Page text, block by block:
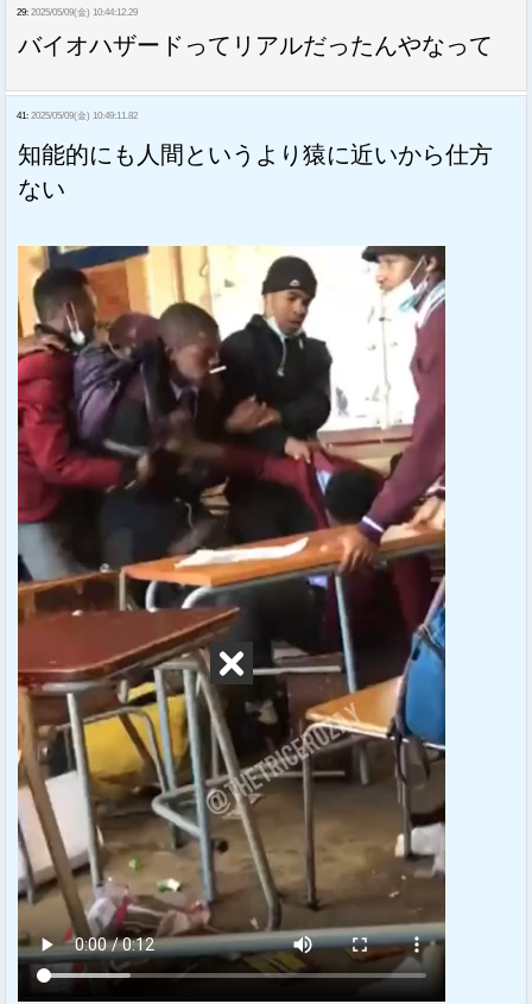
29: 2025/05/09(金) 10:44:12.29
バイオハザードってリアルだったんやなって
41: 2025/05/09(金) 10:49:11.82
知能的にも人間というより猿に近いから仕方
ない